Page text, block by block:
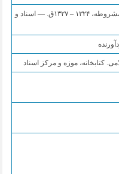
ایران — تاریخ — انقلاب مشروطه، ۱۳۲۴ – ۱۳۲۷ق. — اسناد و
کتابخانه، موزه و مرکز اسناد